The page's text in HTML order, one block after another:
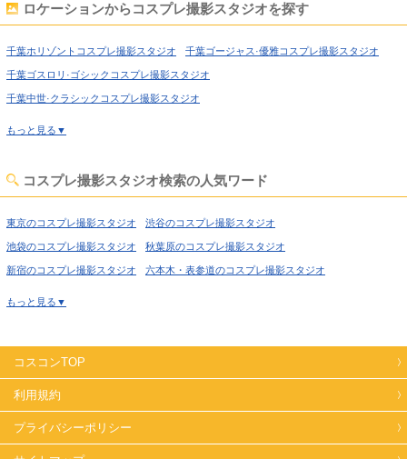
ロケーションからコスプレ撮影スタジオを探す
千葉ホリゾントコスプレ撮影スタジオ 千葉ゴージャス·優雅コスプレ撮影スタジオ
千葉ゴスロリ·ゴシックコスプレ撮影スタジオ
千葉中世·クラシックコスプレ撮影スタジオ
千葉猫足·バスタブコスプレ撮影スタジオ
千葉屋上·バルコニーコスプレ撮影スタジオ 千葉廃墟·工場跡コスプレ撮影スタジオ
千葉大正ロマン·昭和レトロコスプレ撮影スタジオ
千葉カフェ·レストラン·バーコスプレ撮影スタジオ
千葉水撮影コスプレ撮影スタジオ
千葉自然光コスプレ撮影スタジオ 千葉海·ビーチ·川コスプレ撮影スタジオ
千葉プロジェクター撮影コスプレ撮影スタジオ
千葉スモーク撮影コスプレ撮影スタジオ
もっと見る▼
コスプレ撮影スタジオ検索の人気ワード
東京のコスプレ撮影スタジオ 渋谷のコスプレ撮影スタジオ
池袋のコスプレ撮影スタジオ 秋葉原のコスプレ撮影スタジオ
新宿のコスプレ撮影スタジオ 六本木・表参道のコスプレ撮影スタジオ
上野のコスプレ撮影スタジオ
日暮里のコスプレ撮影スタジオ
飯田橋のコスプレ撮影スタジオ 北千住のコスプレ撮影スタジオ
世田谷のコスプレ撮影スタジオ
もっと見る▼
コスコンTOP
利用規約
プライバシーポリシー